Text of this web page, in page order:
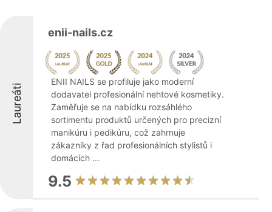
Laureáti
enii-nails.cz
ENII NAILS se profiluje jako moderní
dodavatel profesionální nehtové kosmetiky.
Zaměřuje se na nabídku rozsáhlého
sortimentu produktů určených pro precizní
manikúru i pedikúru, což zahrnuje
zákazníky z řad profesionálních stylistů i
domácích ...
9.5